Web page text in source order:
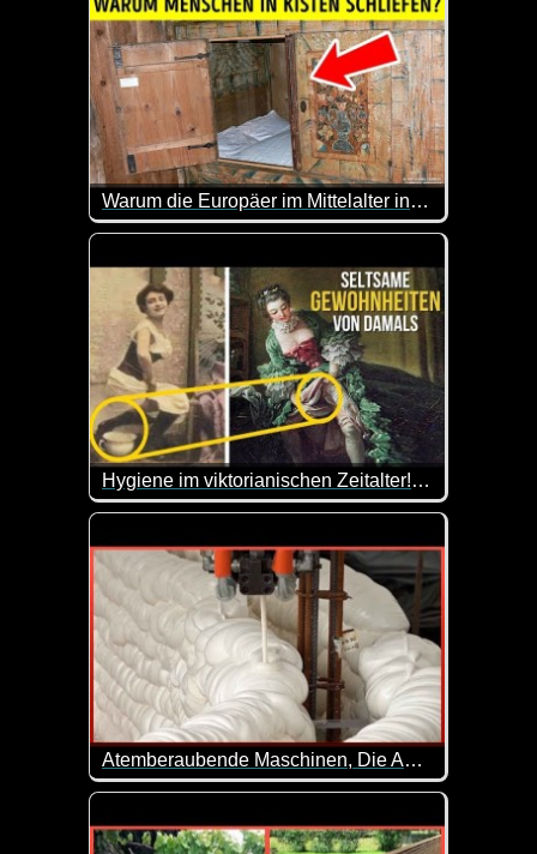
Warum die Europäer im Mittelalter in Kisten schliefen
Okay, ich werde mich nicht mehr über unbequeme
Hygiene im viktorianischen Zeitalter! Wie haben Frauen in diesen Kleidern die Toilette benutzt?
Wie haben die Hygiene-Praktiken wohl damals
Atemberaubende Maschinen, Die Auf Einem Anderen Level Sind - 2
In unserer postindustriellen Welt stoßen wir an